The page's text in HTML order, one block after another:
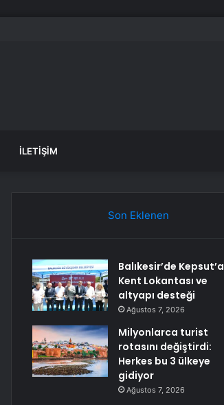
İLETIŞIM
Son Eklenen
Balıkesir’de Kepsut’a
Kent Lokantası ve
altyapı desteği
Ağustos 7, 2026
Milyonlarca turist
rotasını değiştirdi:
Herkes bu 3 ülkeye
gidiyor
Ağustos 7, 2026